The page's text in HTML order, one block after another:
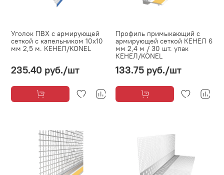
Уголок ПВХ с армирующей
сеткой с капельником 10х10
мм 2,5 м. КЕНЕЛ/KONEL
235.40 руб./шт
Профиль примыкающий с
армирующей сеткой КЕНЕЛ 6
мм 2,4 м / 30 шт. упак
КЕНЕЛ/KONEL
133.75 руб./шт